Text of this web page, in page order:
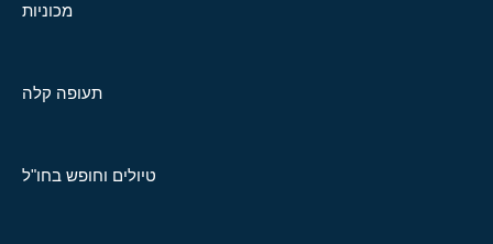
מכוניות
תעופה קלה
טיולים וחופש בחו"ל